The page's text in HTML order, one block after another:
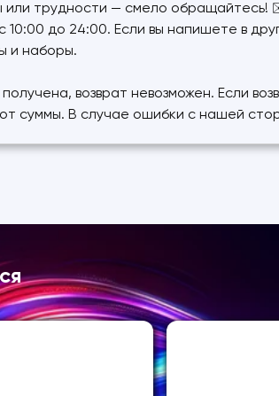
или трудности — смело обращайтесь!
до 24:00. Если вы напишете в
и наборы.
получена, возврат невозможен. Если
суммы. В случае ошибки с нашей